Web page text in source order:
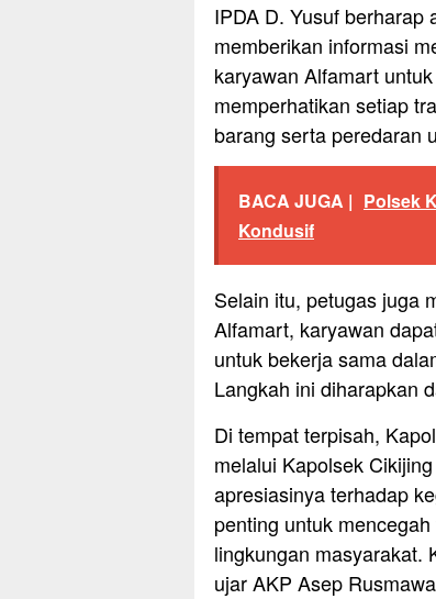
IPDA D. Yusuf berharap
memberikan informasi
karyawan Alfamart
memperhatikan setiap
barang serta peredaran
BACA JUGA | Polsek
Kondusif
Selain itu, petugas juga
Alfamart, karyawan
untuk bekerja sama
Langkah ini diharapkan
Di tempat terpisah,
melalui Kapolsek
apresiasinya terhadap
penting untuk
lingkungan masyarakat.
ujar AKP Asep